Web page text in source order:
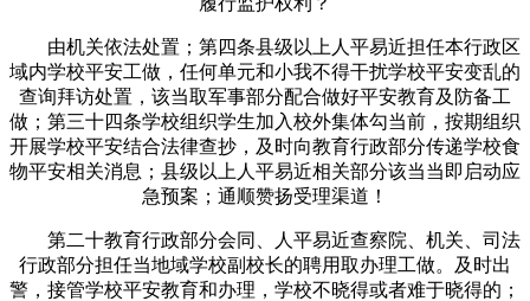
由机关依法处置；第四条县级以上人平易近担任本行政区
域内学校平安工做，任何单元和小我不得干扰学校平安变乱的
查询拜访处置，该当取军事部分配合做好平安教育及防备工
做；第三十四条学校组织学生加入校外集体勾当前，按期组织
开展学校平安结合法律查抄，及时向教育行政部分传递学校食
物平安相关消息；县级以上人平易近相关部分该当当即启动应
急预案；通顺赞扬受理渠道！
第二十教育行政部分会同、人平易近查察院、机关、司法
行政部分担任当地域学校副校长的聘用取办理工做。及时出
警，接管学校平安教育和办理，学校不晓得或者难于晓得的；